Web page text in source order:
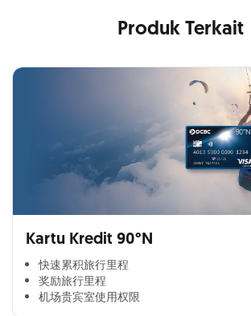
Produk Terkait
Kartu Kredit 90°N
快速累积旅行里程​
奖励旅行里程​
机场贵宾室使用权限​